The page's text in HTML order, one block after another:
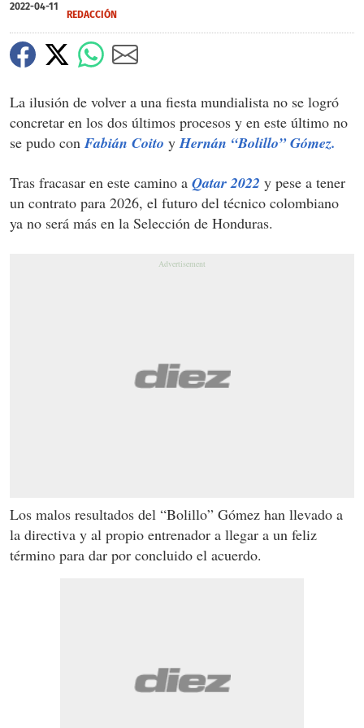
2022-04-11
REDACCIÓN
La ilusión de volver a una fiesta mundialista no se logró
concretar en los dos últimos procesos y en este último no
se pudo con Fabián Coito yHernán “Bolillo” Gómez.
Tras fracasar en este camino a Qatar 2022 y pese a tener
un contrato para 2026, el futuro del técnico colombiano
ya no será más en la Selección de Honduras.
Los malos resultados del “Bolillo” Gómez han llevado a
la directiva y al propio entrenador a llegar a un feliz
término para dar por concluido el acuerdo.